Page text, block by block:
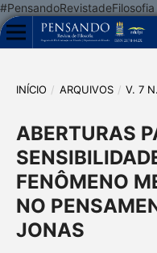
INÍCIO / ARQUIVOS / V. 7
ABERTURAS
FENÔMENO
NO
JONAS